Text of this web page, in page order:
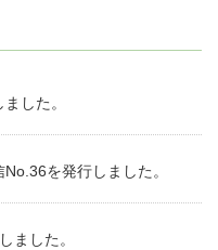
した。
を発行しました。
ました。